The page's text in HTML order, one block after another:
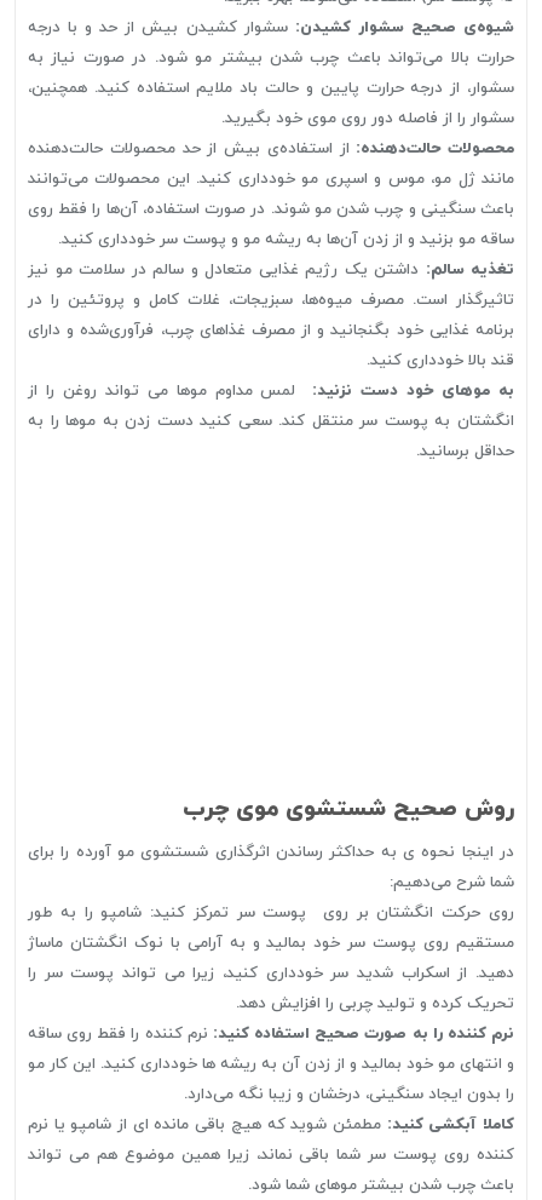
شیوه‌ی صحیح سشوار کشیدن: سشوار کشیدن بیش از حد و با درجه
حرارت بالا می‌تواند باعث چرب شدن بیشتر مو شود. در صورت نیاز به
سشوار، از درجه حرارت پایین و حالت باد ملایم استفاده کنید. همچنین،
سشوار را از فاصله دور روی موی خود بگیرید.
محصولات حالت‌دهنده: از استفاده‌ی بیش از حد محصولات حالت‌دهنده
مانند ژل مو، موس و اسپری مو خودداری کنید. این محصولات می‌توانند
باعث سنگینی و چرب شدن مو شوند. در صورت استفاده، آن‌ها را فقط روی
ساقه مو بزنید و از زدن آن‌ها به ریشه مو و پوست سر خودداری کنید.
تغذیه سالم: داشتن یک رژیم غذایی متعادل و سالم در سلامت مو نیز
تاثیرگذار است. مصرف میوه‌ها، سبزیجات، غلات کامل و پروتئین را در
برنامه غذایی خود بگنجانید و از مصرف غذاهای چرب، فرآوری‌شده و دارای
قند بالا خودداری کنید.
به موهای خود دست نزنید: لمس مداوم موها می تواند روغن را از
انگشتان به پوست سر منتقل کند. سعی کنید دست زدن به موها را به
حداقل برسانید.
روش صحیح شستشوی موی چرب
در اینجا نحوه ی به حداکثر رساندن اثرگذاری شستشوی مو آورده را برای
شما شرح می‌دهیم:
روی حرکت انگشتان بر روی پوست سر تمرکز کنید: شامپو را به طور
مستقیم روی پوست سر خود بمالید و به آرامی با نوک انگشتان ماساژ
دهید. از اسکراب شدید سر خودداری کنید، زیرا می تواند پوست سر را
تحریک کرده و تولید چربی را افزایش دهد.
نرم کننده را به صورت صحیح استفاده کنید: نرم کننده را فقط روی ساقه
و انتهای مو خود بمالید و از زدن آن به ریشه ها خودداری کنید. این کار مو
را بدون ایجاد سنگینی، درخشان و زیبا نگه می‌دارد.
کاملا آبکشی کنید: مطمئن شوید که هیچ باقی مانده ای از شامپو یا نرم
کننده روی پوست سر شما باقی نماند، زیرا همین موضوع هم می تواند
باعث چرب شدن بیشتر موهای شما شود.